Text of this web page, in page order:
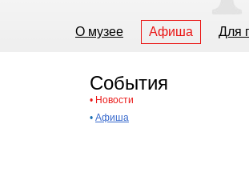
О музее Афиша Для
События
• Новости
• Афиша